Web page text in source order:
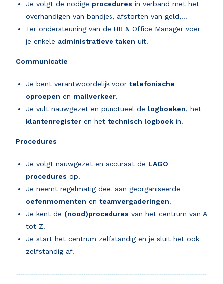
Je volgt de nodige procedures in verband met het
overhandigen van bandjes, afstorten van geld,…
Ter ondersteuning van de HR & Office Manager voer
je enkele administratieve taken uit.
Communicatie
Je bent verantwoordelijk voortelefonische
oproepen en mailverkeer.
Je vult nauwgezet en punctueel de logboeken, het
klantenregister en hettechnisch logboek in.
Procedures
Je volgt nauwgezet en accuraat de LAGO
procedures op.
Je neemt regelmatig deel aan georganiseerde
oefenmomenten enteamvergaderingen.
Je kent de (nood)procedures van het centrum van A
tot Z.
Je start het centrum zelfstandig en je sluit het ook
zelfstandig af.